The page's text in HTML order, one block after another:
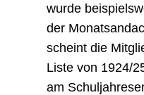
wurde
der
scheint die
Liste von 1924/
am